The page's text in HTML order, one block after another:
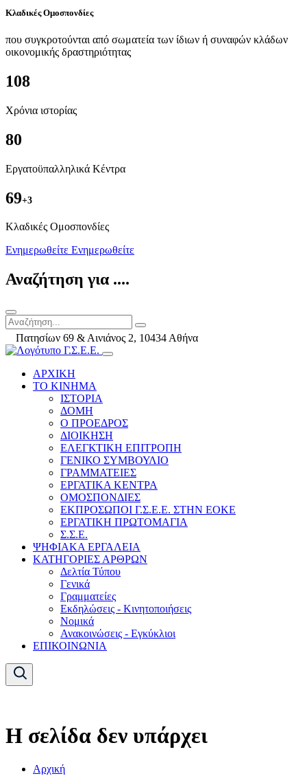
Κλαδικές Ομοσπονδίες
που συγκροτούνται από σωματεία των ίδιων ή συναφών κλάδων
οικονομικής δραστηριότητας
108
Χρόνια ιστορίας
80
Εργατοϋπαλληλικά Κέντρα
69+3
Kλαδικές Ομοσπονδίες
Ενημερωθείτε Ενημερωθείτε
Αναζήτηση για ....
Πατησίων 69 & Αινιάνος 2, 10434 Αθήνα
ΑΡΧΙΚΗ
ΤΟ ΚΙΝΗΜΑ
ΙΣΤΟΡΙΑ
ΔΟΜΗ
Ο ΠΡΟΕΔΡΟΣ
ΔΙΟΙΚΗΣΗ
ΕΛΕΓΚΤΙΚΗ ΕΠΙΤΡΟΠΗ
ΓΕΝΙΚΟ ΣΥΜΒΟΥΛΙΟ
ΓΡΑΜΜΑΤΕΙΕΣ
ΕΡΓΑΤΙΚΑ ΚΕΝΤΡΑ
ΟΜΟΣΠΟΝΔΙΕΣ
ΕΚΠΡΟΣΩΠΟΙ Γ.Σ.Ε.Ε. ΣΤΗΝ ΕΟΚΕ
ΕΡΓΑΤΙΚΗ ΠΡΩΤΟΜΑΓΙΑ
Σ.Σ.Ε.
ΨΗΦΙΑΚΑ ΕΡΓΑΛΕΙΑ
ΚΑΤΗΓΟΡΙΕΣ ΑΡΘΡΩΝ
Δελτία Τύπου
Γενικά
Γραμματείες
Εκδηλώσεις - Κινητοποιήσεις
Νομικά
Ανακοινώσεις - Εγκύκλιοι
ΕΠΙΚΟΙΝΩΝΙΑ
Η σελίδα δεν υπάρχει
Αρχική